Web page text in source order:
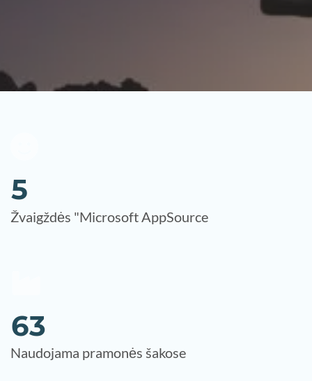
Žvaigždės "Microsoft AppSource
5
Naudojama pramonės šakose
63